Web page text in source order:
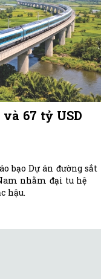
67 tỷ USD
bạo Dự án đường sắt
nhằm đại tu hệ
hậu.